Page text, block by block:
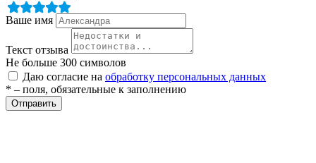
Ваше имя
Текст отзыва
Не больше 300 символов
Даю согласие на обработку персональных данных
* – поля, обязательные к заполнению
Отправить